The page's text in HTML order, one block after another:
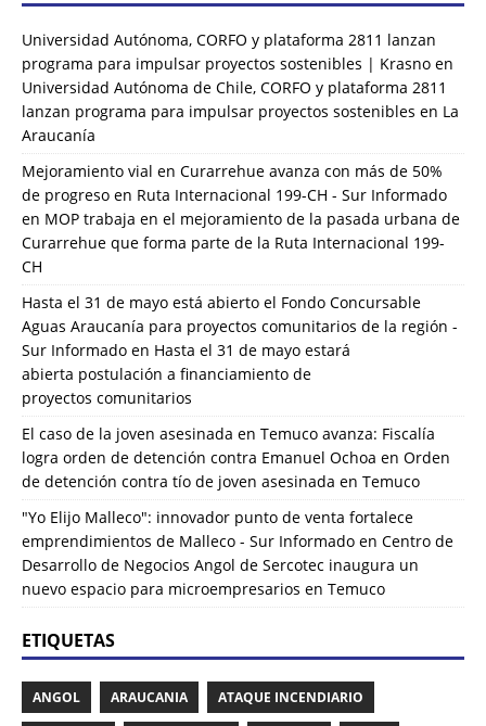
Universidad Autónoma, CORFO y plataforma 2811 lanzan
programa para impulsar proyectos sostenibles | Krasno en
Universidad Autónoma de Chile, CORFO y plataforma 2811
lanzan programa para impulsar proyectos sostenibles en La
Araucanía
Mejoramiento vial en Curarrehue avanza con más de 50%
de progreso en Ruta Internacional 199-CH - Sur Informado
en MOP trabaja en el mejoramiento de la pasada urbana de
Curarrehue que forma parte de la Ruta Internacional 199-
CH
Hasta el 31 de mayo está abierto el Fondo Concursable
Aguas Araucanía para proyectos comunitarios de la región -
Sur Informado en Hasta el 31 de mayo estará
abierta postulación a financiamiento de
proyectos comunitarios
El caso de la joven asesinada en Temuco avanza: Fiscalía
logra orden de detención contra Emanuel Ochoa en Orden
de detención contra tío de joven asesinada en Temuco
"Yo Elijo Malleco": innovador punto de venta fortalece
emprendimientos de Malleco - Sur Informado en Centro de
Desarrollo de Negocios Angol de Sercotec inaugura un
nuevo espacio para microempresarios en Temuco
ETIQUETAS
ANGOL ARAUCANIA ATAQUE INCENDIARIO